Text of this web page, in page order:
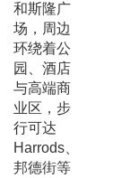
和斯隆广
场，周边
环绕着公
园、酒店
与高端商
业区，步
行可达
Harrods、
邦德街等